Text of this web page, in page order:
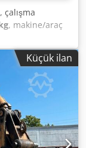
, çalışma
, makine/araç
Marka: Case
3.300 saat
m Çeşitli
makinesi
Küçük ilan